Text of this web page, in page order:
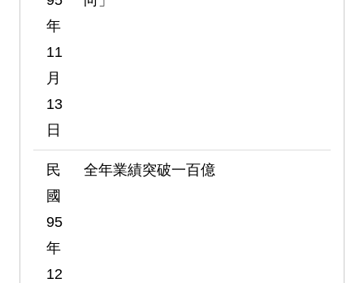
年
11
月
13
日
民
國
95
年
12
全年業績突破一百億